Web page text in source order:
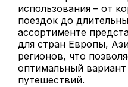
использования – от
поездок до
ассортименте
для стран Европы,
регионов, что
оптимальный
путешествий.